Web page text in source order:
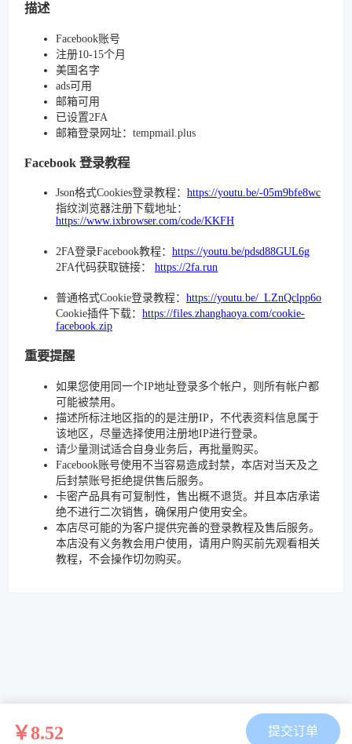
描述
Facebook账号
注册10-15个月
美国名字
ads可用
邮箱可用
已设置2FA
邮箱登录网址：tempmail.plus
Facebook 登录教程
Json格式Cookies登录教程： https://youtu.be/-05m9bfe8wc
指纹浏览器注册下载地址：
https://www.ixbrowser.com/code/KKFH
2FA登录Facebook教程： https://youtu.be/pdsd88GUL6g
2FA代码获取链接： https://2fa.run
普通格式Cookie登录教程： https://youtu.be/_LZnQclpp6o
Cookie插件下载： https://files.zhanghaoya.com/cookie-
facebook.zip
重要提醒
如果您使用同一个IP地址登录多个帐户，则所有帐户都
可能被禁用。
描述所标注地区指的的是注册IP，不代表资料信息属于
该地区，尽量选择使用注册地IP进行登录。
请少量测试适合自身业务后，再批量购买。
Facebook账号使用不当容易造成封禁，本店对当天及之
后封禁账号拒绝提供售后服务。
卡密产品具有可复制性，售出概不退货。并且本店承诺
绝不进行二次销售，确保用户使用安全。
本店尽可能的为客户提供完善的登录教程及售后服务。
本店没有义务教会用户使用，请用户购买前先观看相关
教程，不会操作切勿购买。
￥8.52 提交订单